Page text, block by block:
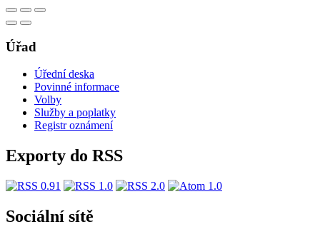
Úřad
Úřední deska
Povinné informace
Volby
Služby a poplatky
Registr oznámení
Exporty do RSS
Sociální sítě